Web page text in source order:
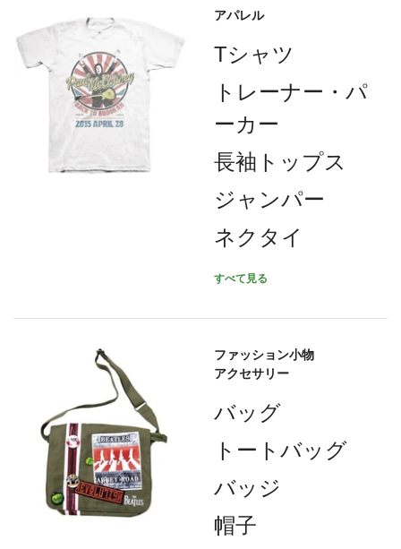
アパレル
Tシャツ
トレーナー・パ
ーカー
長袖トップス
ジャンパー
ネクタイ
すべて見る
ファッション小物
アクセサリー
バッグ
トートバッグ
バッジ
帽子